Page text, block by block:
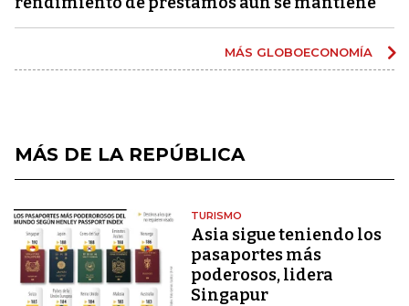
MÁS GLOBOECONOMÍA
MÁS DE LA REPÚBLICA
TURISMO
Asia sigue teniendo los
pasaportes más
poderosos, lidera
Singapur